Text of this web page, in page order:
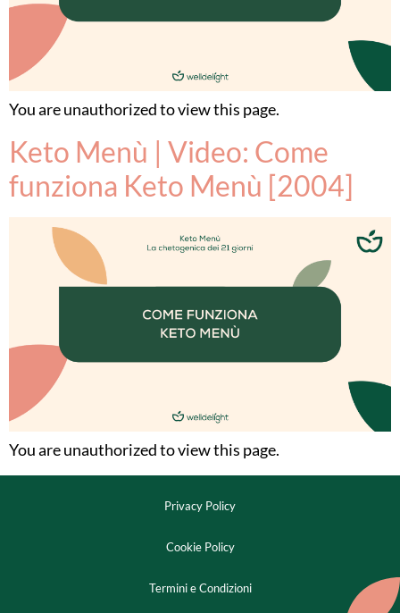
You are unauthorized to view this page.
Keto Menù | Video: Come
funziona Keto Menù [2004]
You are unauthorized to view this page.
Privacy Policy
Cookie Policy
Termini e Condizioni